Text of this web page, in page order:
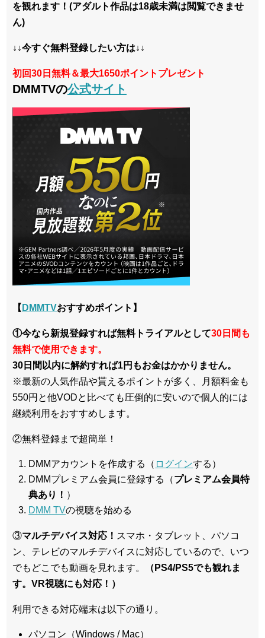
を観れます！ (アダルト作品は18歳未満は閲覧できませ
ん)
↓↓今すぐ無料登録したい方は↓↓
初回30日無料＆最大1650ポイントプレゼント
DMMTVの公式サイト
【 DMMTVおすすめポイント】
①今なら新規登録すれば無料トライアルとして30日間も
無料で使用できます。
30日間以内に解約すれば1円もお金はかかりません。
※最新の人気作品や貰えるポイントが多く、月額料金も
550円と他VODと比べても圧倒的に安いので個人的には
継続利用をおすすめします。
②無料登録まで超簡単！
DMMアカウントを作成する（ ログインする）
DMMプレミアム会員に登録する（プレミアム会員特
典あり！ ）
DMM TVの視聴を始める
③マルチデバイス対応！ スマホ・タブレット、パソコ
ン、テレビのマルチデバイスに対応しているので、いつ
でもどこでも動画を見れます。
（PS4/PS5でも観れま
す。VR視聴にも対応！）
利用できる対応端末は以下の通り。
パソコン（Windows / Mac）